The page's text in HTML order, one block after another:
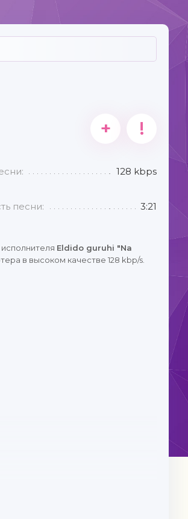
+ !
128 kbps
песни: 3:21
Eldido guruhi "Na
в высоком качестве 128 kbp/s.